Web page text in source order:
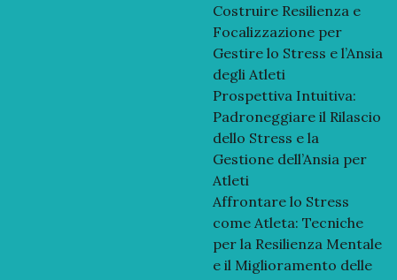
Costruire Resilienza e
Focalizzazione per
Gestire lo Stress e l’Ansia
degli Atleti
Prospettiva Intuitiva:
Padroneggiare il Rilascio
dello Stress e la
Gestione dell’Ansia per
Atleti
Affrontare lo Stress
come Atleta: Tecniche
per la Resilienza Mentale
e il Miglioramento delle